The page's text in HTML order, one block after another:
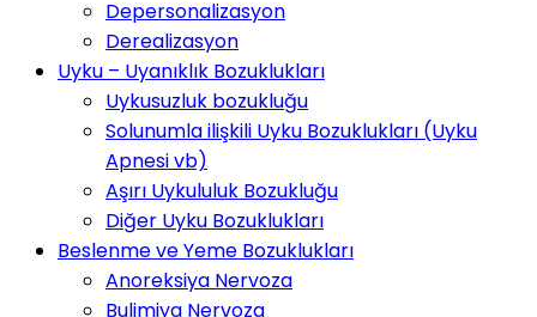
Depersonalizasyon
Derealizasyon
Uyku – Uyanıklık Bozuklukları
Uykusuzluk bozukluğu
Solunumla ilişkili Uyku Bozuklukları (Uyku
Apnesi vb)
Aşırı Uykululuk Bozukluğu
Diğer Uyku Bozuklukları
Beslenme ve Yeme Bozuklukları
Anoreksiya Nervoza
Bulimiya Nervoza